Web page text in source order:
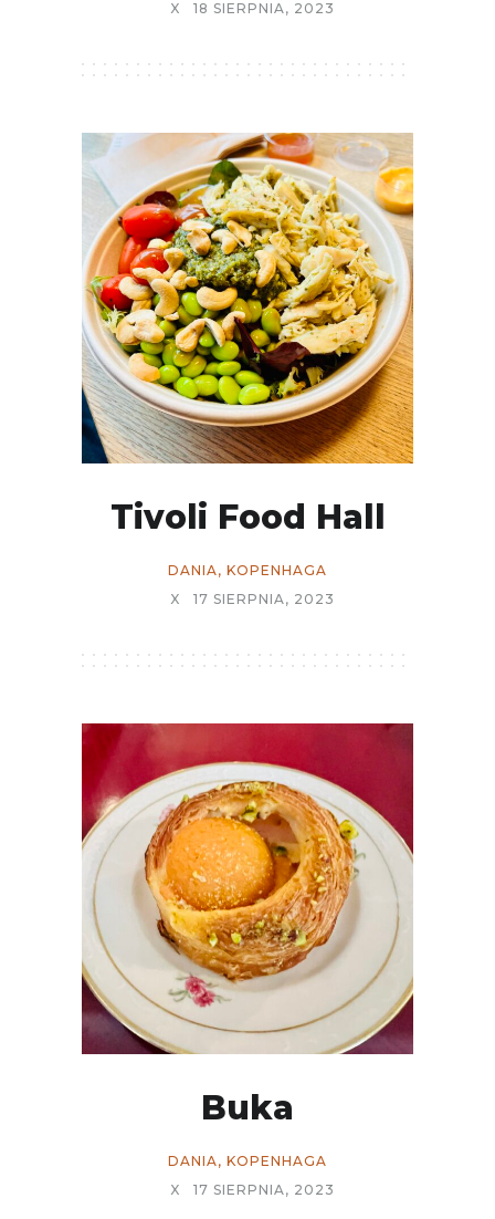
X 18 SIERPNIA, 2023
Tivoli Food Hall
DANIA, KOPENHAGA
X
17 SIERPNIA, 2023
Buka
DANIA, KOPENHAGA
X
17 SIERPNIA, 2023